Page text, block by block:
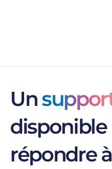
Un
répondre